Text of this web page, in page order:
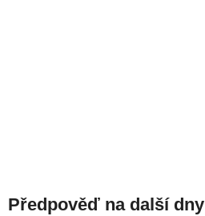
Předpověď na další dny